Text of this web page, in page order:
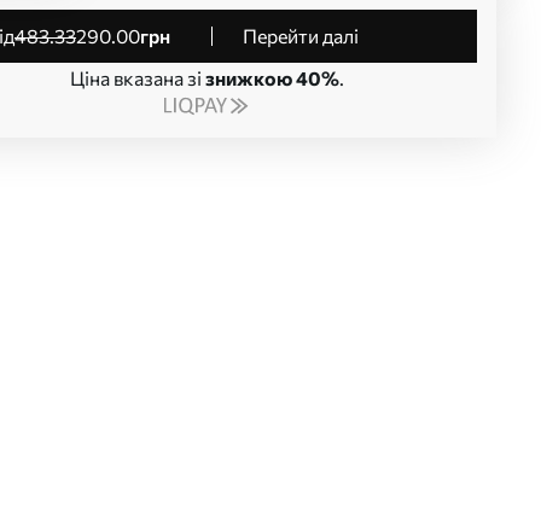
від483.33290.00грн
Перейти далі
Ціна вказана зі знижкою 40%.